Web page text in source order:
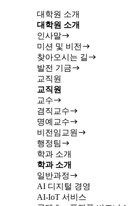
대학원 소개
대학원 소개
인사말
미션 및 비전
찾아오시는 길
발전 기금
교직원
교직원
교수
겸직교수
명예교수
비전임교원
행정팀
학과 소개
학과 소개
일반과정
AI 디지털 경영
AI-IoT 서비스